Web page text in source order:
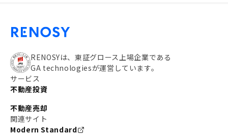
RENOSYは、東証グロース上場企業である
GA technologiesが運営しています。
サービス
不動産投資
不動産売却
関連サイト
Modern Standard